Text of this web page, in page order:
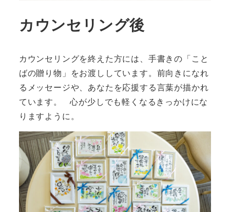
カウンセリング後
カウンセリングを終えた方には、手書きの「こと
ばの贈り物」をお渡ししています。前向きになれ
るメッセージや、あなたを応援する言葉が描かれ
ています。 心が少しでも軽くなるきっかけにな
りますように。